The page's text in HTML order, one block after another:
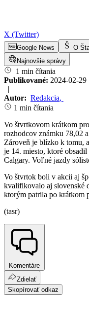
X (Twitter)
Google News O
Najnovšie správy
1 min čítania
Publikované: 2024-02-29
|
Autor: Redakcia,
1 min čítania
Vo štvrtkovom krátkom
rozhodcov známku 78,02
Zároveň je blízko k tomu,
je 14. miesto, ktoré
Calgary. Voľné jazdy
Vo štvrtok boli v akcii aj
kvalifikovalo aj slovenské
ktorým patrila po krátkom
(tasr)
Komentáre
Zdielať
Skopírovať odkaz